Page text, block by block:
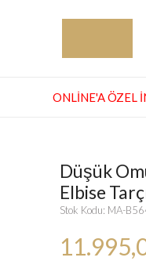
ONLINE'A ÖZEL
Düşük
Elbise
Stok Kodu: MA-